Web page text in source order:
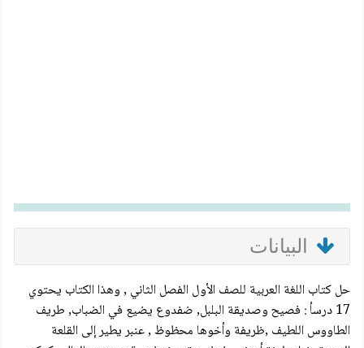
البيانات
حل كتاب اللغة العربية للصف الأول الفصل الثاني , وهذا الكتاب يحتوي
17 درسأ : فصيح وصديقة البلبل, ضفدوع يضيع في الضباب, طريف
الطاووس اللطيف ,ظريفة وأخوها محظوظ , عنبر يطير إلى القلعة